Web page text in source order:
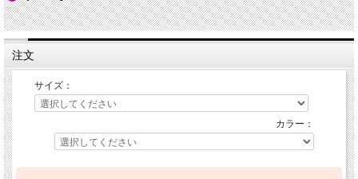
注文
サイズ：
カラー：